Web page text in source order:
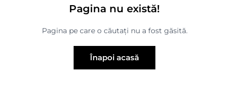
Pagina nu există!
Pagina pe care o căutați nu a fost găsită.
Înapoi acasă